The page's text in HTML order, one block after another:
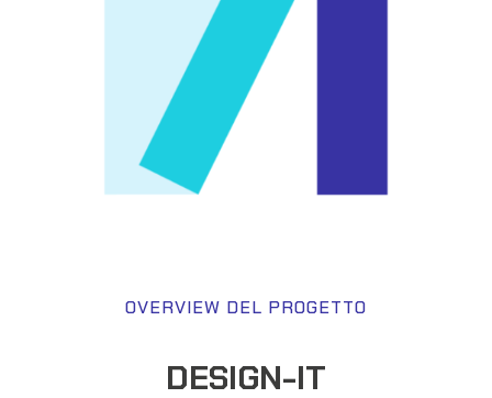
OVERVIEW DEL PROGETTO
DESIGN-IT